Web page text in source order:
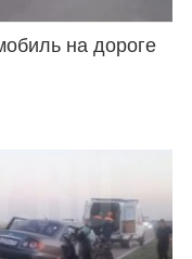
на дороге